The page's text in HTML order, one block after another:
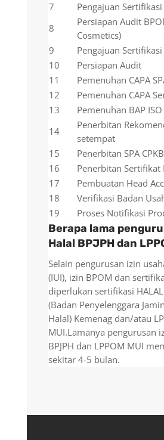
7
Pengajuan Sertifikasi
8
Persiapan Audit
Cosmetics)
9
Pengajuan Sertifikasi
10
Persiapan Audit
11
Pemenuhan CAPA
12
Pemenuhan CAPA
13
Pemenuhan BAP ISO
14
Penerbitan
setempat
15
Penerbitan SPA
16
Penerbitan Sertifikat
17
Pembuatan Head
18
Verifikasi Badan
19
Proses Notifikasi
Berapa lama
Halal BPJPH dan
Selain pengurusan izin
(IUI), izin BPOM dan
diperlukan sertifikasi HALAL
(Badan Penyelenggara
Halal) Kemenag dan/atau
MUI.Lamanya pengurusan
BPJPH dan LPPOM MUI
sekitar 4-5 bulan.